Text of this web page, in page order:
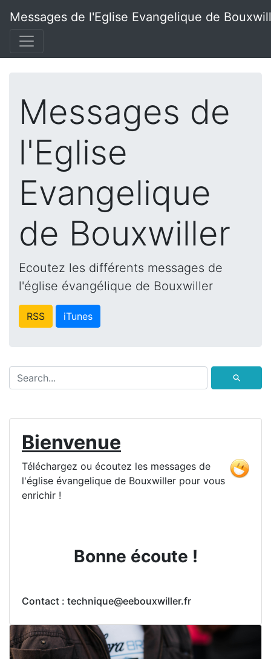
Messages de l'Eglise Evangelique de
Messages de
l'Eglise
Evangelique
de Bouxwiller
Ecoutez les différents messages de
l'église évangélique de Bouxwiller
RSS iTunes
⚲
Bienvenue
Téléchargez ou écoutez les messages de
l'église évangelique de Bouxwiller pour vous
enrichir !
Bonne écoute !
Contact : technique@eebouxwiller.fr